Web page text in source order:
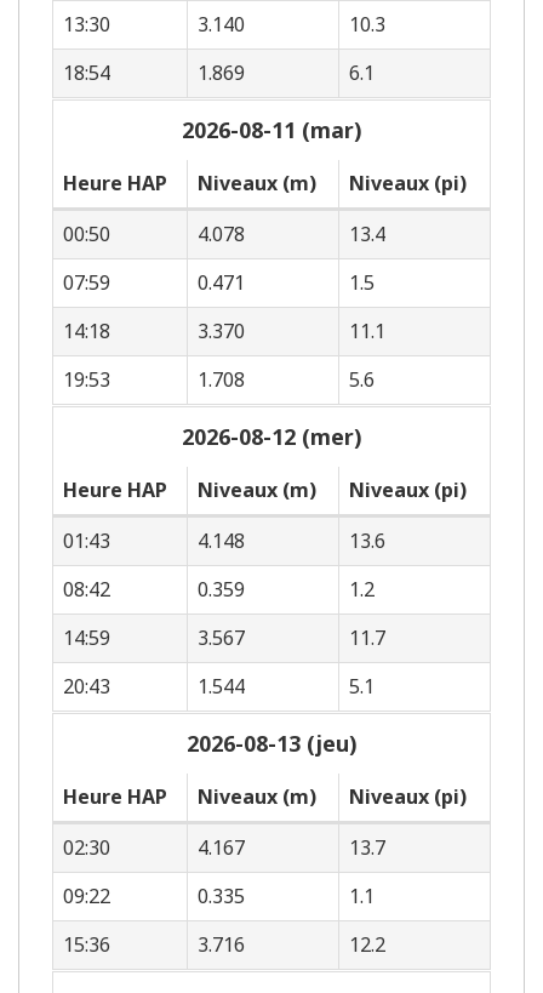
13:30
3.140
10.3
18:54
1.869 6.1
2026-08-11 (mar)
Heure HAP Niveaux (m)
Niveaux (pi)
00:50
4.078
13.4
07:59
0.471
1.5
14:18
3.370
11.1
19:53
1.708 5.6
2026-08-12 (mer)
Heure HAP Niveaux (m)
Niveaux (pi)
01:43
4.148
13.6
08:42
0.359
1.2
14:59
3.567
11.7
20:43
1.544 5.1
2026-08-13 (jeu)
Heure HAP Niveaux (m)
Niveaux (pi)
02:30
4.167
13.7
09:22
0.335
1.1
15:36
3.716 12.2